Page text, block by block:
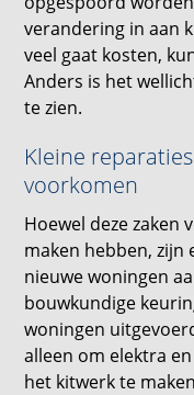
verandering in aan
veel gaat kosten,
Anders is het
te zien.
Kleine
voorkomen
Hoewel deze zaken
maken hebben, zijn
nieuwe woningen
bouwkundige
woningen
alleen om elektra
het kitwerk te